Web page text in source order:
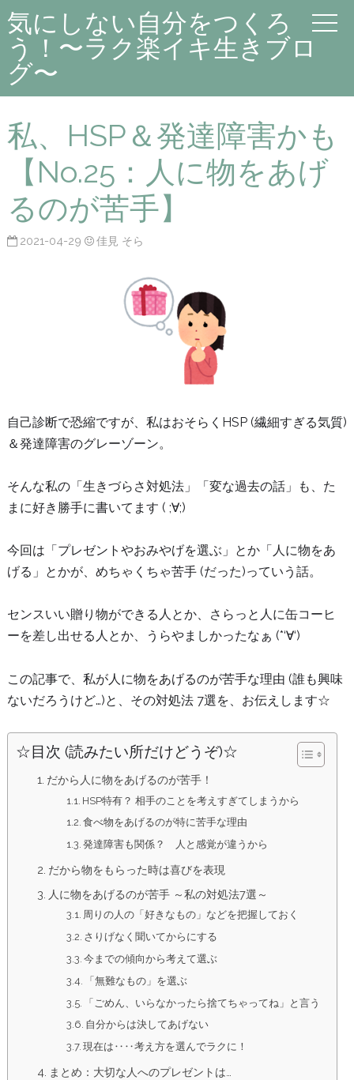
気にしない自分をつくろ
う！〜ラク楽イキ生きブロ
グ〜
私、HSP＆発達障害かも
【No.25：人に物をあげ
るのが苦手】
2021-04-29 佳見 そら
自己診断で恐縮ですが、私はおそらくHSP (繊細すぎる気質)
＆発達障害のグレーゾーン。
そんな私の「生きづらさ対処法」「変な過去の話」も、た
まに好き勝手に書いてます ( ;∀;)
今回は「プレゼントやおみやげを選ぶ」とか「人に物をあ
げる」とかが、めちゃくちゃ苦手 (だった)っていう話。
センスいい贈り物ができる人とか、さらっと人に缶コーヒ
ーを差し出せる人とか、うらやましかったなぁ (*‘∀‘)
この記事で、私が人に物をあげるのが苦手な理由 (誰も興味
ないだろうけど…)と、その対処法 7選を、お伝えします☆
☆目次 (読みたい所だけどうぞ)☆
だから人に物をあげるのが苦手！
HSP特有？ 相手のことを考えすぎてしまうから
食べ物をあげるのが特に苦手な理由
発達障害も関係？ 人と感覚が違うから
だから物をもらった時は喜びを表現
人に物をあげるのが苦手 ～私の対処法7選～
周りの人の「好きなもの」などを把握しておく
さりげなく聞いてからにする
今までの傾向から考えて選ぶ
「無難なもの」を選ぶ
「ごめん、いらなかったら捨てちゃってね」と言う
自分からは決してあげない
現在は‥‥考え方を選んでラクに！
まとめ：大切な人へのプレゼントは…